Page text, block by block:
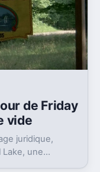
de Friday
vide
juridique,
Lake, une